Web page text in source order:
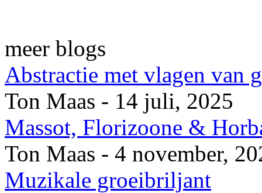
meer blogs
Abstractie met vlagen van
Ton Maas - 14 juli, 2025
Massot, Florizoone &
Ton Maas - 4 november,
Muzikale groeibriljant